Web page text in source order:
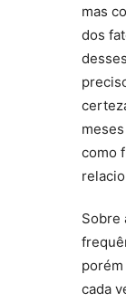
mas
dos
como
Sobre
cada